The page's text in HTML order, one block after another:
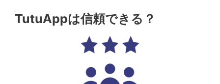
TutuAppは信頼できる？